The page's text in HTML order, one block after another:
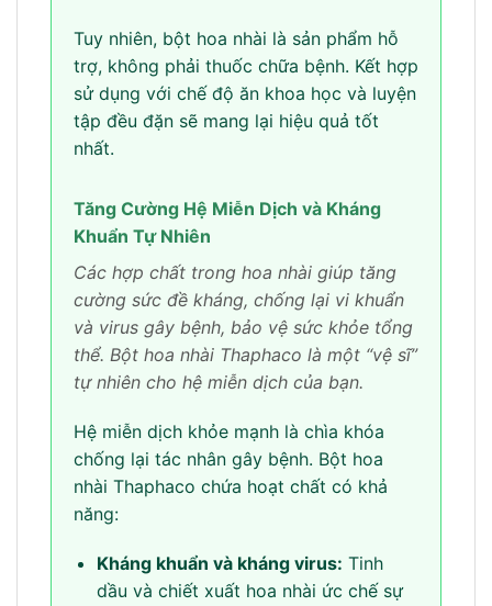
Tuy nhiên, bột hoa nhài là sản phẩm hỗ
trợ, không phải thuốc chữa bệnh. Kết hợp
sử dụng với chế độ ăn khoa học và luyện
tập đều đặn sẽ mang lại hiệu quả tốt
nhất.
Tăng Cường Hệ Miễn Dịch và Kháng
Khuẩn Tự Nhiên
Các hợp chất trong hoa nhài giúp tăng
cường sức đề kháng, chống lại vi khuẩn
và virus gây bệnh, bảo vệ sức khỏe tổng
thể. Bột hoa nhài Thaphaco là một “vệ sĩ”
tự nhiên cho hệ miễn dịch của bạn.
Hệ miễn dịch khỏe mạnh là chìa khóa
chống lại tác nhân gây bệnh. Bột hoa
nhài Thaphaco chứa hoạt chất có khả
năng:
Kháng khuẩn và kháng virus: Tinh
dầu và chiết xuất hoa nhài ức chế sự